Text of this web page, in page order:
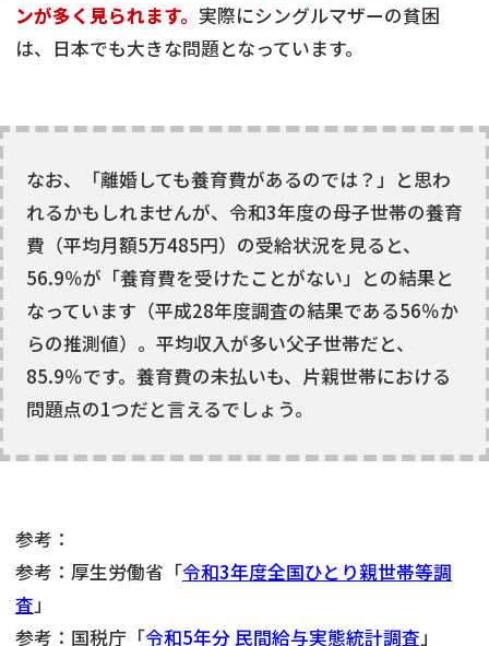
ンが多く見られます。 実際にシングルマザーの貧困
は、日本でも大きな問題となっています。
なお、「離婚しても養育費があるのでは？」と思わ
れるかもしれませんが、令和3年度の母子世帯の養育
費（平均月額5万485円）の受給状況を見ると、
56.9％が「養育費を受けたことがない」との結果と
なっています（平成28年度調査の結果である56％か
らの推測値）。平均収入が多い父子世帯だと、
85.9％です。養育費の未払いも、片親世帯における
問題点の1つだと言えるでしょう。
参考：
参考：厚生労働省「令和3年度全国ひとり親世帯等調
査」
参考：国税庁「令和5年分 民間給与実態統計調査」